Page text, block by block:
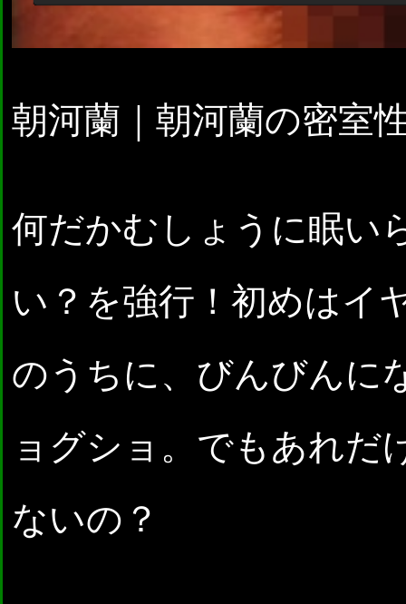
朝河蘭｜朝河蘭の密室
何だかむしょうに眠い
い？を強行！初めはイ
のうちに、びんびんに
ョグショ。でもあれだ
ないの？